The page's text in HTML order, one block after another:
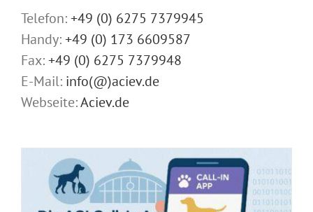
Telefon:+49 (0) 6275 7379945
Handy:+49 (0) 173 6609587
Fax:+49 (0) 6275 7379948
E-Mail: info(@)aciev.de
Webseite:Aciev.de